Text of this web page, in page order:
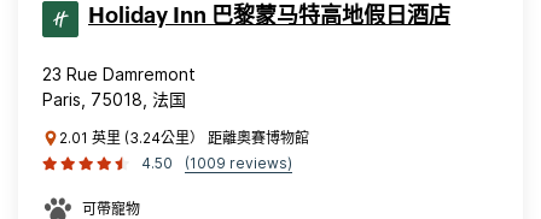
Holiday Inn 巴黎蒙马特高地假日酒店
23 Rue Damremont
Paris, 75018, 法国
2.01 英里 (3.24公里） 距離奧賽博物館
4.50
(1009 reviews)
可帶寵物